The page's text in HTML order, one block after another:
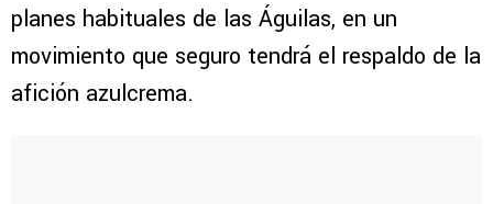
planes habituales de las Águilas, en un
movimiento que seguro tendrá el respaldo de la
afición azulcrema.